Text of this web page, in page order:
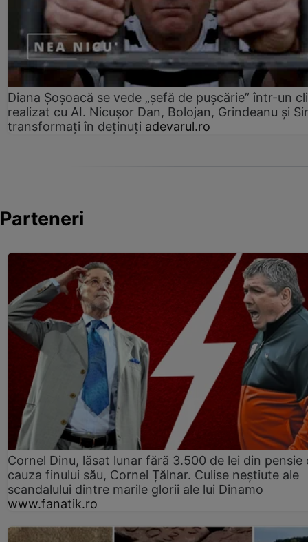
Diana Șoșoacă se vede „șefă de pușcărie” într-un
realizat cu AI. Nicușor Dan, Bolojan, Grindeanu și
transformați în deținuți adevarul.ro
Parteneri
Cornel Dinu, lăsat lunar fără 3.500 de lei din pensie
cauza finului său, Cornel Țălnar. Culise neștiute ale
scandalului dintre marile glorii ale lui Dinamo
www.fanatik.ro